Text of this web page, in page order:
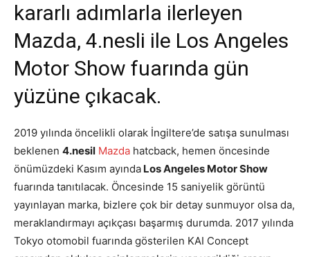
kararlı adımlarla ilerleyen
Mazda, 4.nesli ile Los Angeles
Motor Show fuarında gün
yüzüne çıkacak.
2019 yılında öncelikli olarak İngiltere’de satışa sunulması
beklenen 4.nesil Mazda hatcback, hemen öncesinde
önümüzdeki Kasım ayında Los Angeles Motor Show
fuarında tanıtılacak. Öncesinde 15 saniyelik görüntü
yayınlayan marka, bizlere çok bir detay sunmuyor olsa da,
meraklandırmayı açıkçası başarmış durumda. 2017 yılında
Tokyo otomobil fuarında gösterilen KAI Concept